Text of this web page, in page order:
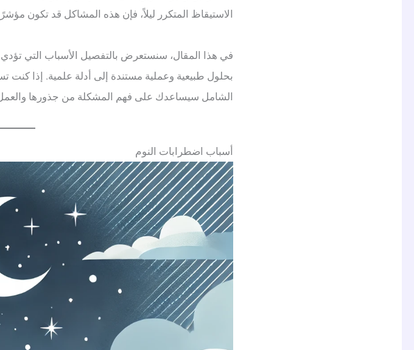
الاستيقاظ المتكرر ليلاً، فإن هذه المشاكل قد تكون
في هذا المقال، سنستعرض بالتفصيل الأسباب التي
بحلول طبيعية وعملية مستندة إلى أدلة علمية. إذا
الشامل سيساعدك على فهم المشكلة من جذورها
أسباب اضطرابات النوم